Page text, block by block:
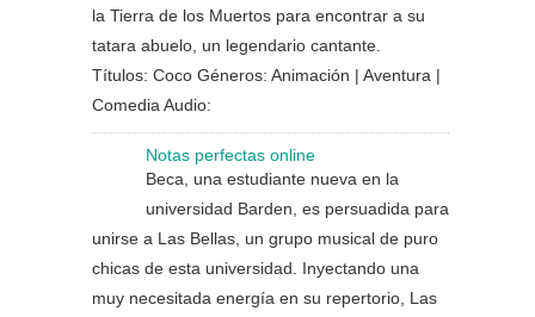
la Tierra de los Muertos para encontrar a su
tatara abuelo, un legendario cantante.
Títulos: Coco Géneros: Animación | Aventura |
Comedia Audio:
Notas perfectas online
Beca, una estudiante nueva en la
universidad Barden, es persuadida para
unirse a Las Bellas, un grupo musical de puro
chicas de esta universidad. Inyectando una
muy necesitada energía en su repertorio, Las